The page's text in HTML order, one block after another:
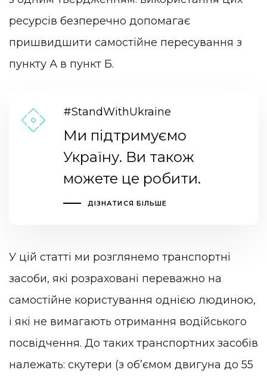
ресурсів безперечно допомагає
пришвидшити самостійне пересування з
пункту А в пункт Б.
#StandWithUkraine
Ми підтримуємо
Україну. Ви також
можете це робити.
ДІЗНАТИСЯ БІЛЬШЕ
У цій статті ми розглянемо транспортні
засоби, які розраховані переважно на
самостійне користування однією людиною,
і які не вимагають отримання водійського
посвідчення. До таких транспортних засобів
належать: скутери (з обʼємом двигуна до 55